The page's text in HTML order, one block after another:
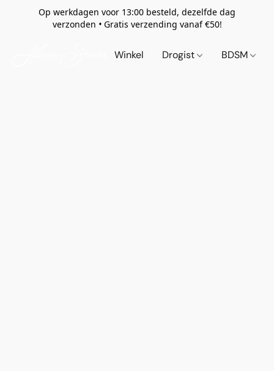
Op werkdagen voor 13:00 besteld, dezelfde dag
verzonden • Gratis verzending vanaf €50!
Winkel Drogist BDSM